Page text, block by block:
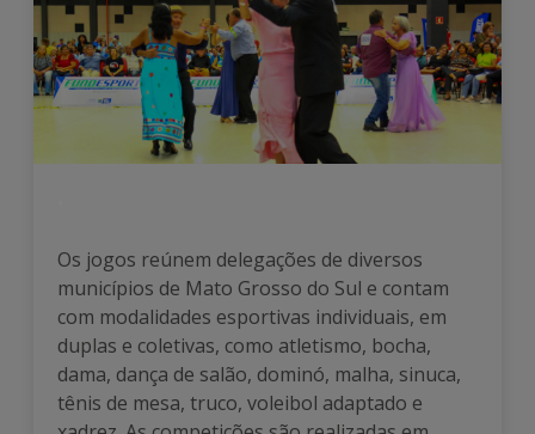
Os jogos reúnem delegações de diversos
municípios de Mato Grosso do Sul e contam
com modalidades esportivas individuais, em
duplas e coletivas, como atletismo, bocha,
dama, dança de salão, dominó, malha, sinuca,
tênis de mesa, truco, voleibol adaptado e